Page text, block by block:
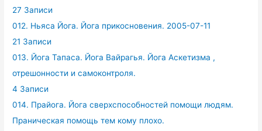
27 Записи
012. Ньяса Йога. Йога прикосновения. 2005-07-11
21 Записи
013. Йога Тапаса. Йога Вайрагья. Йога Аскетизма ,
отрешонности и самоконтроля.
4 Записи
014. Прайога. Йога сверхспособностей помощи людям.
Праническая помощь тем кому плохо.